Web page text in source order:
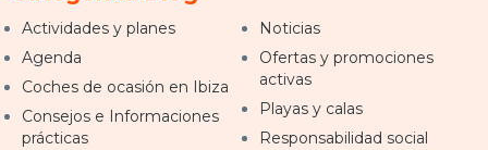
Actividades y planes
Agenda
Coches de ocasión en Ibiza
Consejos e Informaciones
prácticas
Noticias
Ofertas y promociones
activas
Playas y calas
Responsabilidad social